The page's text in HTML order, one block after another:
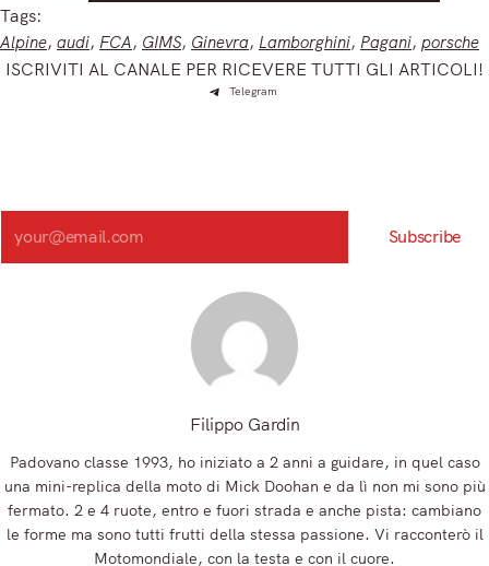
Tags:
Alpine, audi, FCA, GIMS, Ginevra, Lamborghini, Pagani, porsche
ISCRIVITI AL CANALE PER RICEVERE TUTTI GLI ARTICOLI!
Telegram
Search
Subscribe
Filippo Gardin
Padovano classe 1993, ho iniziato a 2 anni a guidare, in quel caso
una mini-replica della moto di Mick Doohan e da lì non mi sono più
fermato. 2 e 4 ruote, entro e fuori strada e anche pista: cambiano
le forme ma sono tutti frutti della stessa passione. Vi racconterò il
Motomondiale, con la testa e con il cuore.